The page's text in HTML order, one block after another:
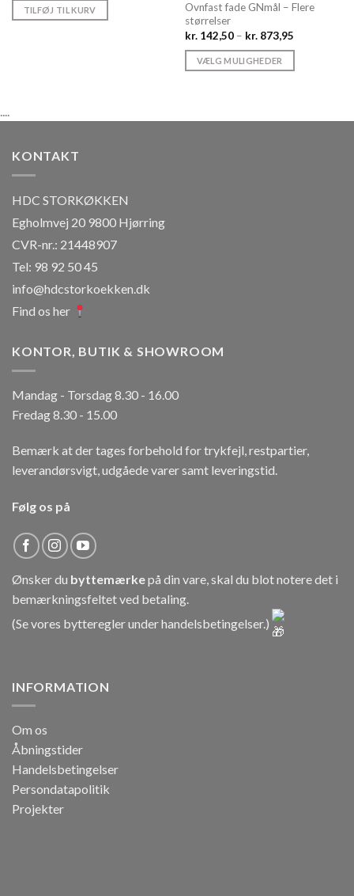
TILFØJ TIL KURV
Ovnfast fade GNmål – Flere
størrelser
kr.142,50 – kr.873,95Prisinterval:
til
VÆLG MULIGHEDER
....
KONTAKT
HDC STORKØKKEN
Egholmvej 20 9800 Hjørring
CVR-nr.: 21448907
Tel: 98 92 50 45
info@hdcstorkoekken.dk
Find os her
KONTOR, BUTIK & SHOWROOM
Mandag - Torsdag 8.30 - 16.00
Fredag 8.30 - 15.00
Bemærk at der tages forbehold for trykfejl, restpartier,
leverandørsvigt, udgåede varer samt leveringstid.
Følg os på
Ønsker du byttemærkepå din vare, skal du blot notere det i
bemærkningsfeltet ved betaling.
(Se vores bytteregler underhandelsbetingelser.)
INFORMATION
Om os
Åbningstider
Handelsbetingelser
Persondatapolitik
Projekter